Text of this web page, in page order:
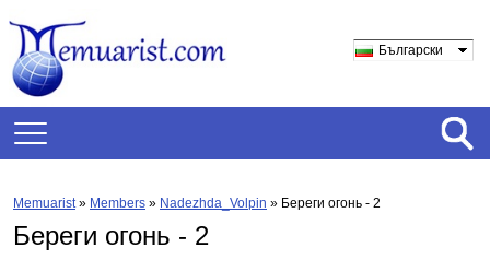
Български
Memuarist» Members » Nadezhda_Volpin » Береги огонь - 2
Береги огонь - 2